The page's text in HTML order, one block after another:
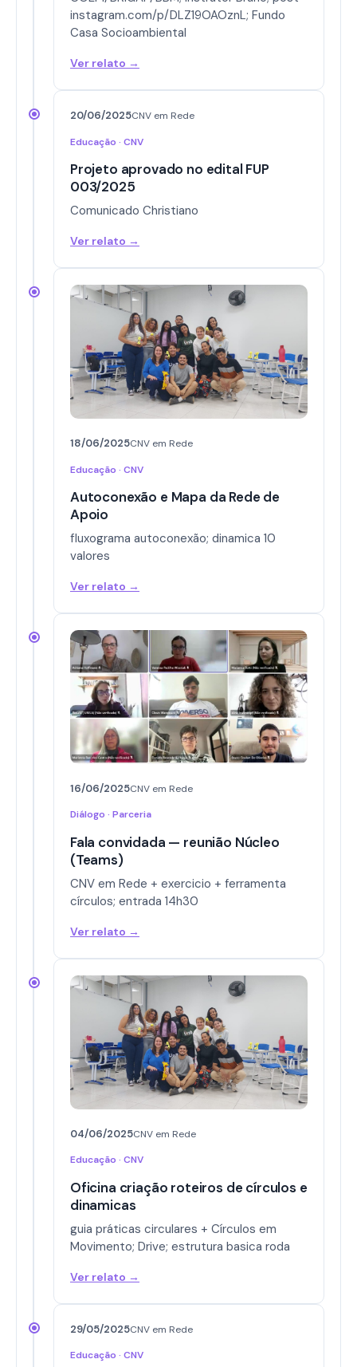
instagram.com/p/DLZ19OAOznL; Fundo
Casa Socioambiental
Ver relato →
20/06/2025CNV em Rede
Educação · CNV
Projeto aprovado no edital FUP
003/2025
Comunicado Christiano
Ver relato →
18/06/2025CNV em Rede
Educação · CNV
Autoconexão e Mapa da Rede de
Apoio
fluxograma autoconexão; dinamica 10
valores
Ver relato →
16/06/2025CNV em Rede
Diálogo · Parceria
Fala convidada — reunião Núcleo
(Teams)
CNV em Rede + exercicio + ferramenta
círculos; entrada 14h30
Ver relato →
04/06/2025CNV em Rede
Educação · CNV
Oficina criação roteiros de círculos e
dinamicas
guia práticas circulares + Círculos em
Movimento; Drive; estrutura basica roda
Ver relato →
29/05/2025CNV em Rede
Educação · CNV